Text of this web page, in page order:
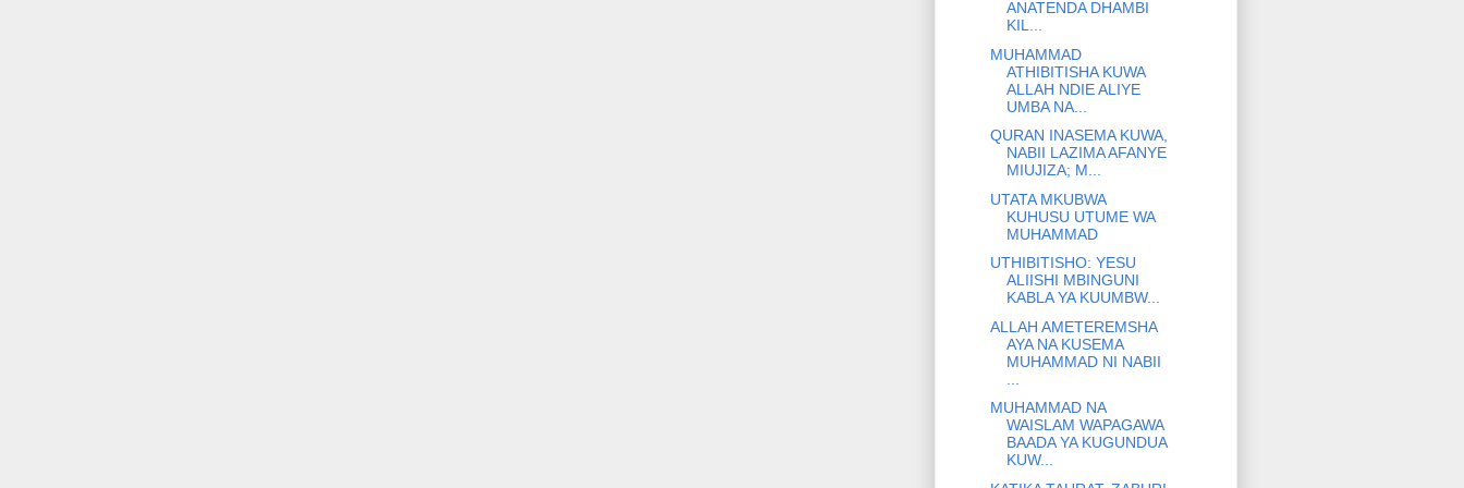
ANATENDA DHAMBI
KIL...
MUHAMMAD
ATHIBITISHA KUWA
ALLAH NDIE ALIYE
UMBA NA...
QURAN INASEMA KUWA,
NABII LAZIMA AFANYE
MIUJIZA; M...
UTATA MKUBWA
KUHUSU UTUME WA
MUHAMMAD
UTHIBITISHO: YESU
ALIISHI MBINGUNI
KABLA YA KUUMBW...
ALLAH AMETEREMSHA
AYA NA KUSEMA
MUHAMMAD NI NABII
MUHAMMAD NA
WAISLAM WAPAGAWA
BAADA YA KUGUNDUA
KUW...